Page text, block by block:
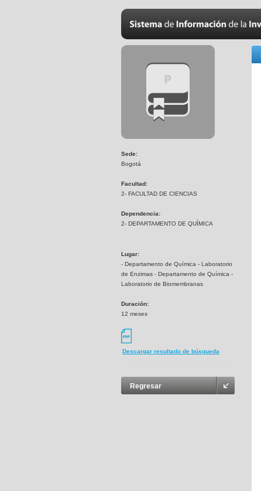
Sede:
Bogotá
Facultad:
2- FACULTAD DE CIENCIAS
Dependencia:
2- DEPARTAMENTO DE QUÍMICA
Lugar:
- Departamento de Química - Laboratorio
de Enzimas - Departamento de Química -
Laboratorio de Biomembranas
Duración:
12 meses
Descargar resultado de búsqueda
Regresar